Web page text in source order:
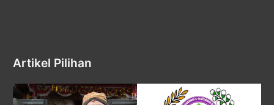
Artikel Pilihan